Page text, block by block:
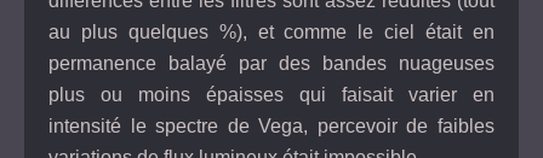
au plus quelques %), et comme le ciel était en
permanence balayé par des bandes nuageuses
plus ou moins épaisses qui faisait varier en
intensité le spectre de Vega, percevoir de faibles